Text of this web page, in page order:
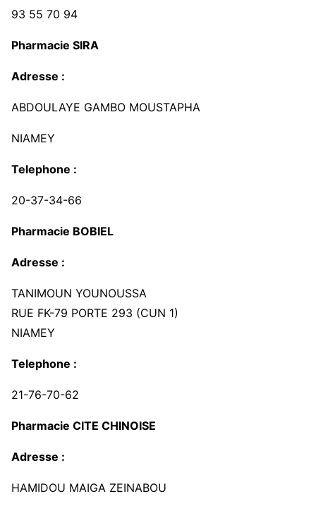
93 55 70 94
Pharmacie SIRA
Adresse :
ABDOULAYE GAMBO MOUSTAPHA
NIAMEY
Telephone :
20-37-34-66
Pharmacie BOBIEL
Adresse :
TANIMOUN YOUNOUSSA
RUE FK-79 PORTE 293 (CUN 1)
NIAMEY
Telephone :
21-76-70-62
Pharmacie CITE CHINOISE
Adresse :
HAMIDOU MAIGA ZEINABOU